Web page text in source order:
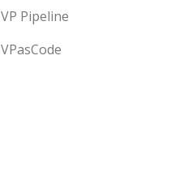
VP Pipeline
VPasCode